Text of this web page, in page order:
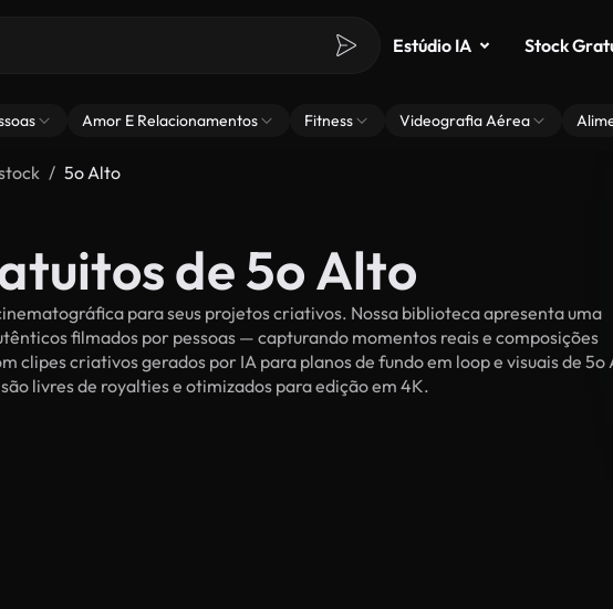
Estúdio IA Stock
Amor E Relacionamentos Fitness Videografia Aérea
5o Alto
de 5o Alto
para seus projetos criativos. Nossa biblioteca apresenta uma
filmados por pessoas — capturando momentos reais e composições
clipes criativos gerados por IA para planos de fundo em loop e visuais de 5o
livres de royalties e otimizados para edição em 4K.